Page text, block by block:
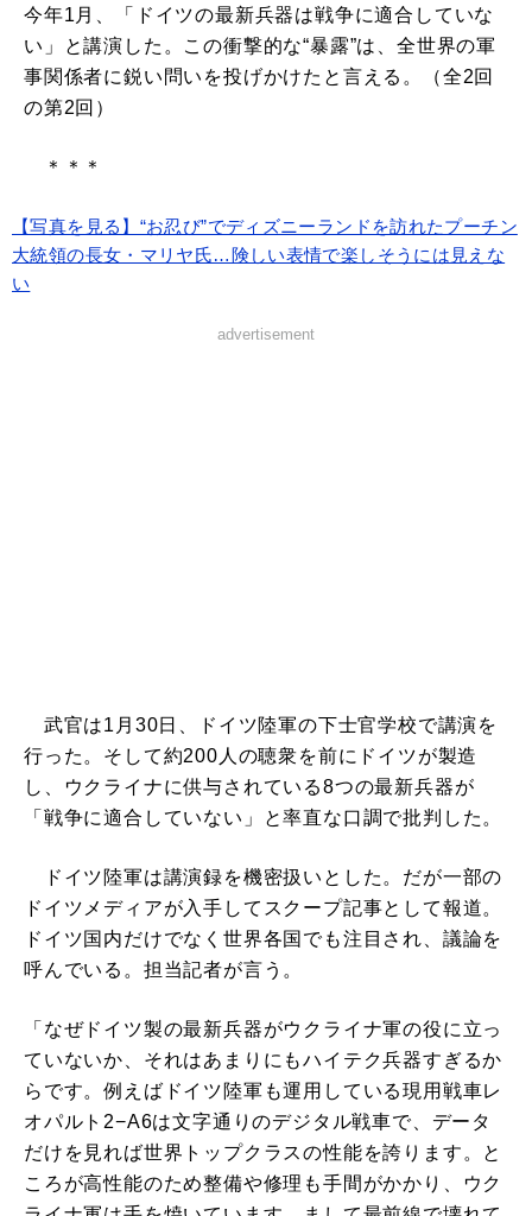
今年1月、「ドイツの最新兵器は戦争に適合していな
い」と講演した。この衝撃的な“暴露”は、全世界の軍
事関係者に鋭い問いを投げかけたと言える。（全2回
の第2回）
＊＊＊
【写真を見る】“お忍び”でディズニーランドを訪れたプーチン
大統領の長女・マリヤ氏…険しい表情で楽しそうには見えな
い
advertisement
武官は1月30日、ドイツ陸軍の下士官学校で講演を
行った。そして約200人の聴衆を前にドイツが製造
し、ウクライナに供与されている8つの最新兵器が
「戦争に適合していない」と率直な口調で批判した。
ドイツ陸軍は講演録を機密扱いとした。だが一部の
ドイツメディアが入手してスクープ記事として報道。
ドイツ国内だけでなく世界各国でも注目され、議論を
呼んでいる。担当記者が言う。
「なぜドイツ製の最新兵器がウクライナ軍の役に立っ
ていないか、それはあまりにもハイテク兵器すぎるか
らです。例えばドイツ陸軍も運用している現用戦車レ
オパルト2−A6は文字通りのデジタル戦車で、データ
だけを見れば世界トップクラスの性能を誇ります。と
ころが高性能のため整備や修理も手間がかかり、ウク